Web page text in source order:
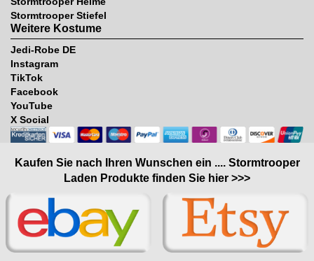
Stormtrooper Stiefel
Weitere Kostume
Jedi-Robe DE
Instagram
TikTok
Facebook
YouTube
X Social
Kaufen Sie nach Ihren Wunschen ein .... Stormtrooper
Laden Produkte finden Sie hier >>>